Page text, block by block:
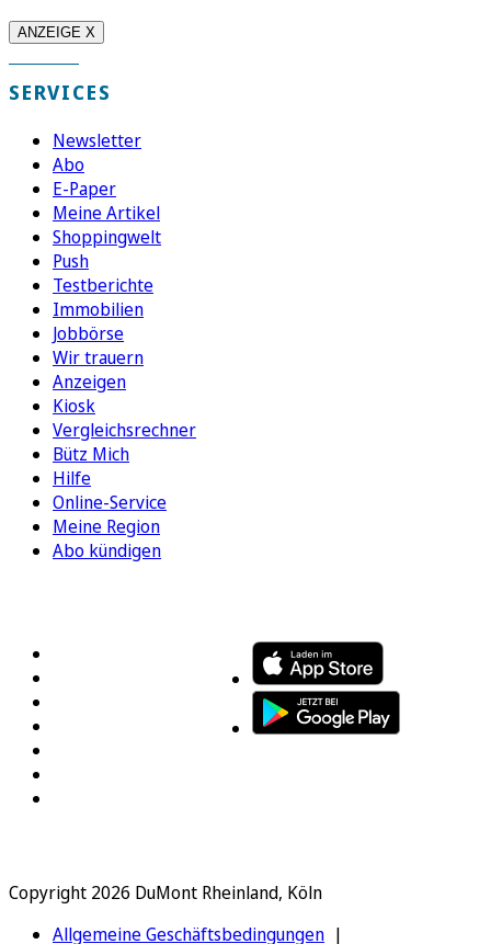
ANZEIGE X
SERVICES
Newsletter
Abo
E-Paper
Meine Artikel
Shoppingwelt
Push
Testberichte
Immobilien
Jobbörse
Wir trauern
Anzeigen
Kiosk
Vergleichsrechner
Bütz Mich
Hilfe
Online-Service
Meine Region
Abo kündigen
Copyright 2026 DuMont Rheinland, Köln
Allgemeine Geschäftsbedingungen